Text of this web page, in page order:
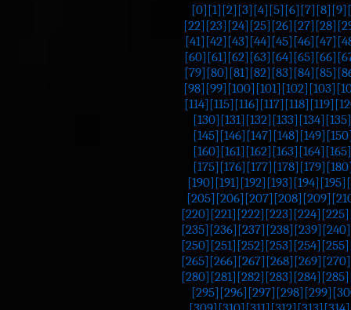
[0] [1] [2] [3] [4] [5] [6] [7] [8] [9]
[22] [23] [24] [25] [26] [27] [28]
[41] [42] [43] [44] [45] [46] [47]
[60] [61] [62] [63] [64] [65] [66]
[79] [80] [81] [82] [83] [84] [85]
[98] [99] [100] [101] [102] [103]
[114] [115] [116] [117] [118] [119]
[130] [131] [132] [133] [134] [135]
[145] [146] [147] [148] [149]
[160] [161] [162] [163] [164] [165]
[175] [176] [177] [178] [179]
[190] [191] [192] [193] [194] [195]
[205] [206] [207] [208] [209]
[220] [221] [222] [223] [224] [225]
[235] [236] [237] [238] [239] [240]
[250] [251] [252] [253] [254] [255]
[265] [266] [267] [268] [269] [270]
[280] [281] [282] [283] [284] [285]
[295] [296] [297] [298] [299]